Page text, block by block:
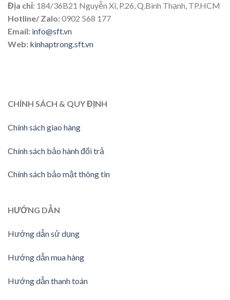
Địa chỉ: 184/36B21 Nguyễn Xí, P.26, Q.Bình Thạnh, TP.HCM
Hotline/ Zalo:0902 568 177
Email: info@sft.vn
Web: kinhaptrong.sft.vn
CHÍNH SÁCH & QUY ĐỊNH
Chính sách giao hàng
Chính sách bảo hành đổi trả
Chính sách bảo mật thông tin
HƯỚNG DẪN
Hướng dẫn sử dụng
Hướng dẫn mua hàng
Hướng dẫn thanh toán